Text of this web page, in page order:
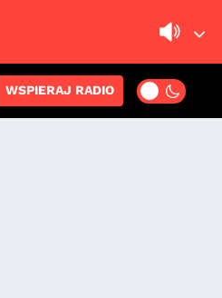
WSPIERAJ RADIO